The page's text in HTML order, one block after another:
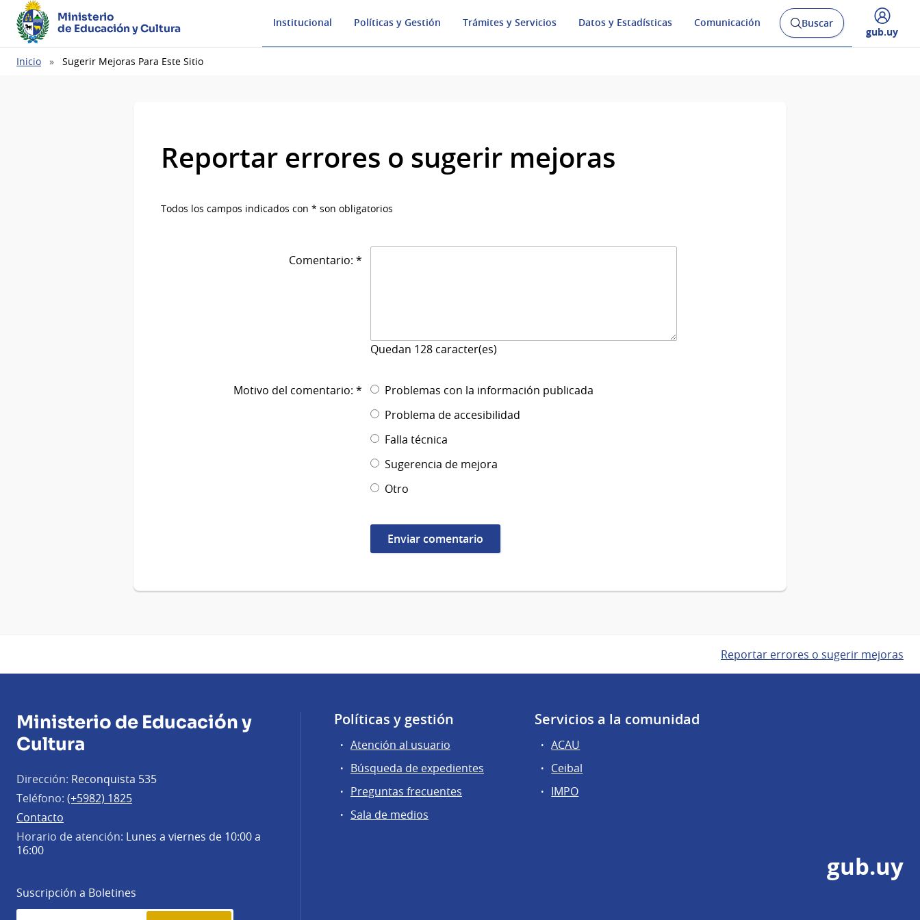
Ministerio
de Educación y Cultura
Institucional Políticas y Gestión Trámites y Servicios Datos y Estadísticas Comunicación
Abrir
buscador
Buscar
Desplegar
gub.uy
Ruta
Inicio Sugerir Mejoras Para Este Sitio
Reportar errores o sugerir mejoras
Todos los campos indicados con * son obligatorios
Comentario: *
Quedan 128 caracter(es)
Motivo del comentario: *
Problemas con la información publicada
Problema de accesibilidad
Falla técnica
Sugerencia de mejora
Otro
Reportar errores o sugerir mejoras
Ministerio de Educación y
Cultura
Dirección: Reconquista 535
Teléfono: (+5982) 1825
Contacto
Horario de atención: Lunes a viernes de 10:00 a
16:00
Suscripción a Boletines
Simplenews
Políticas y gestión
Atención al usuario
Búsqueda de expedientes
Preguntas frecuentes
Sala de medios
Servicios a la comunidad
ACAU
Ceibal
IMPO
gub.uy